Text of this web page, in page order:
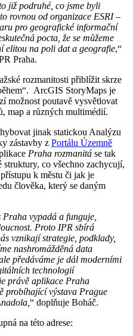
již podruhé, co jsme byli
rovnou od organizace ESRI –
pro geografické informační
pocta, že se můžeme
elitou na poli dat a geografie,“
Praha.
rozmanitosti přiblížit skrze
ArcGIS StoryMaps je
možnost poutavě vysvětlovat
map a různých multimédií.
jinak statickou Analýzu
zástavby z Portálu Územně
Praha rozmanitá se tak
co všechno zachycují,
k městu či jak je
člověka, který se daným
Praha vypadá a funguje,
Proto IPR sbírá
vznikají strategie, podklady,
nashromážděná data
předáváme je dál moderními
technologií
právě aplikace Praha
probíhající výstava Prague
“ doplňuje Boháč.
na této adrese: